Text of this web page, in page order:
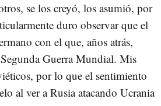
se los creyó, los asumió, por
duro observar que el
con el que, años atrás,
Guerra Mundial. Mis
por lo que el sentimiento
al ver a Rusia atacando Ucrania